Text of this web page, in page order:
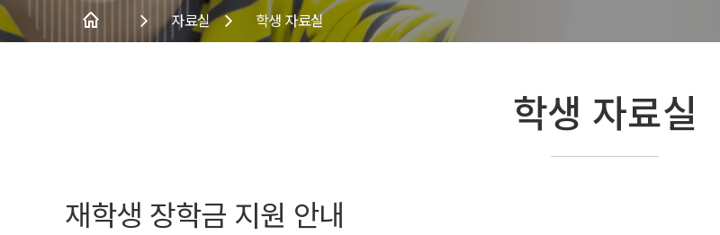
자료실 학생 자료실
학생 자료실
재학생 장학금 지원 안내